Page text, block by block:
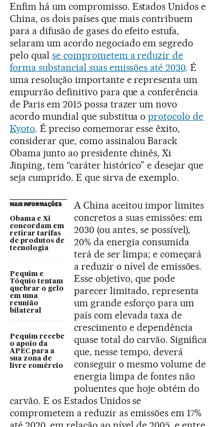
Enfim há um compromisso. Estados Unidos e
China, os dois países que mais contribuem
para a difusão de gases do efeito estufa,
selaram um acordo negociado em segredo
pelo qual se comprometem a reduzir de
forma substancial suas emissões até 2030. É
uma resolução importante e representa um
empurrão definitivo para que a conferência
de Paris em 2015 possa trazer um novo
acordo mundial que substitua oprotocolo de
Kyoto. É preciso comemorar esse êxito,
considerar que, como assinalou Barack
Obama junto ao presidente chinês, Xi
Jinping, tem “caráter histórico” e desejar que
seja cumprido. E que sirva de exemplo.
MAIS INFORMAÇÕES
Obama e Xi
concordam em
retirar tarifas
de produtos de
tecnologia
Pequim e
Tóquio tentam
quebrar o gelo
em uma
reunião
bilateral
Pequim recebe
o apoio da
APEC para a
sua zona de
livre comércio
A China aceitou impor limites
concretos a suas emissões: em
2030 (ou antes, se possível),
20% da energia consumida
terá de ser limpa; e começará
a reduzir o nível de emissões.
Esse objetivo, que pode
parecer limitado, representa
um grande esforço para um
país com elevada taxa de
crescimento e dependência
quase total do carvão. Significa
que, nesse tempo, deverá
conseguir o mesmo volume de
energia limpa de fontes não
poluentes que hoje obtém do
carvão. E os Estados Unidos se
comprometem a reduzir as emissões em 17%